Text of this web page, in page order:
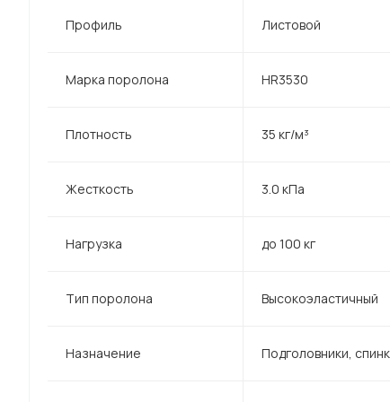
Профиль Листовой
Марка поролона HR3530
Плотность 35 кг/м³
Жесткость 3.0 кПа
Нагрузка до 100 кг
Тип поролона Высокоэластичный
Назначение Подголовники,